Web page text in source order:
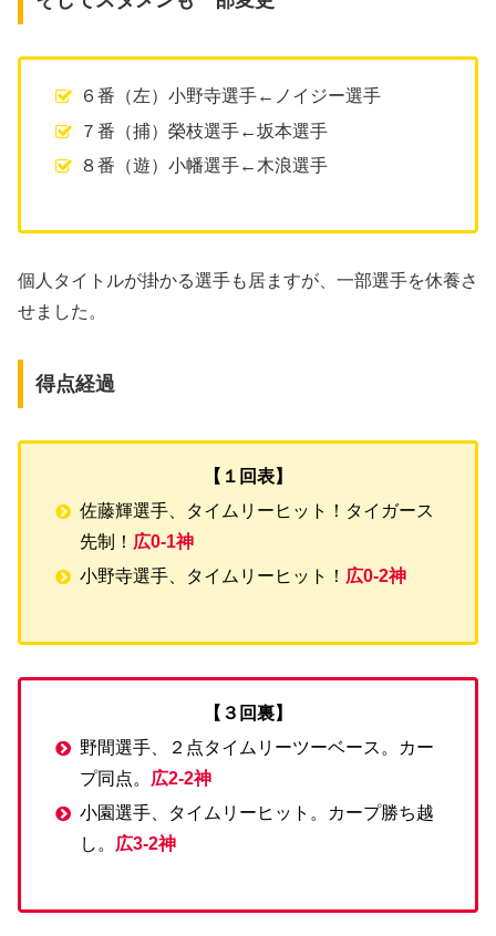
６番（左）小野寺選手←ノイジー選手
７番（捕）榮枝選手←坂本選手
８番（遊）小幡選手←木浪選手
個人タイトルが掛かる選手も居ますが、一部選手を休養さ
せました。
得点経過
【１回表】
佐藤輝選手、タイムリーヒット！タイガース
先制！ 広0-1神
小野寺選手、タイムリーヒット！ 広0-2神
【３回裏】
野間選手、２点タイムリーツーベース。カー
プ同点。 広2-2神
小園選手、タイムリーヒット。カープ勝ち越
し。 広3-2神